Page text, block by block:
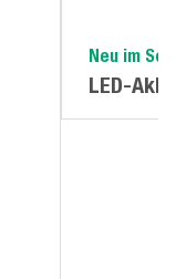
Neu im
LED-
TWIN